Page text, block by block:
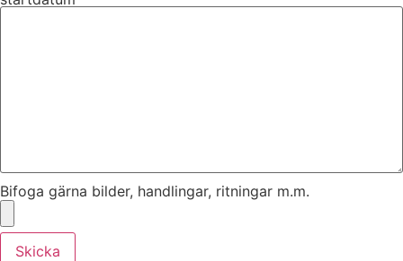
Bifoga gärna bilder, handlingar, ritningar m.m.
Skicka